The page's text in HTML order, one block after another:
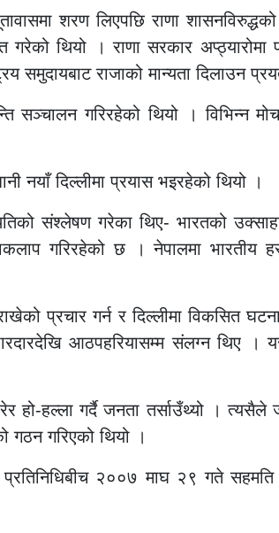
शरण लिएपछि राणा
गरेको थियो । राणा सरकार
समुदायबाट राजाको मान्यता दिलाउन
सञ्चालन गरिरहेको थियो । विभिन्न
नयाँ दिल्लीमा प्रयास भइरहेको थियो ।
संश्लेषण गरेका थिए- भारतको
गरिरहेको छ । नेपालमा भारतीय
प्रचार गर्न र दिल्लीमा विकसित
आठपहरियासम्म संलग्न थिए ।
हो-हल्ला गर्दै जनता तर्साउँथ्यो ।
गठन गरिएको थियो ।
२००७ माघ २९ गते